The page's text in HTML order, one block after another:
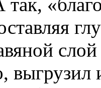
слой